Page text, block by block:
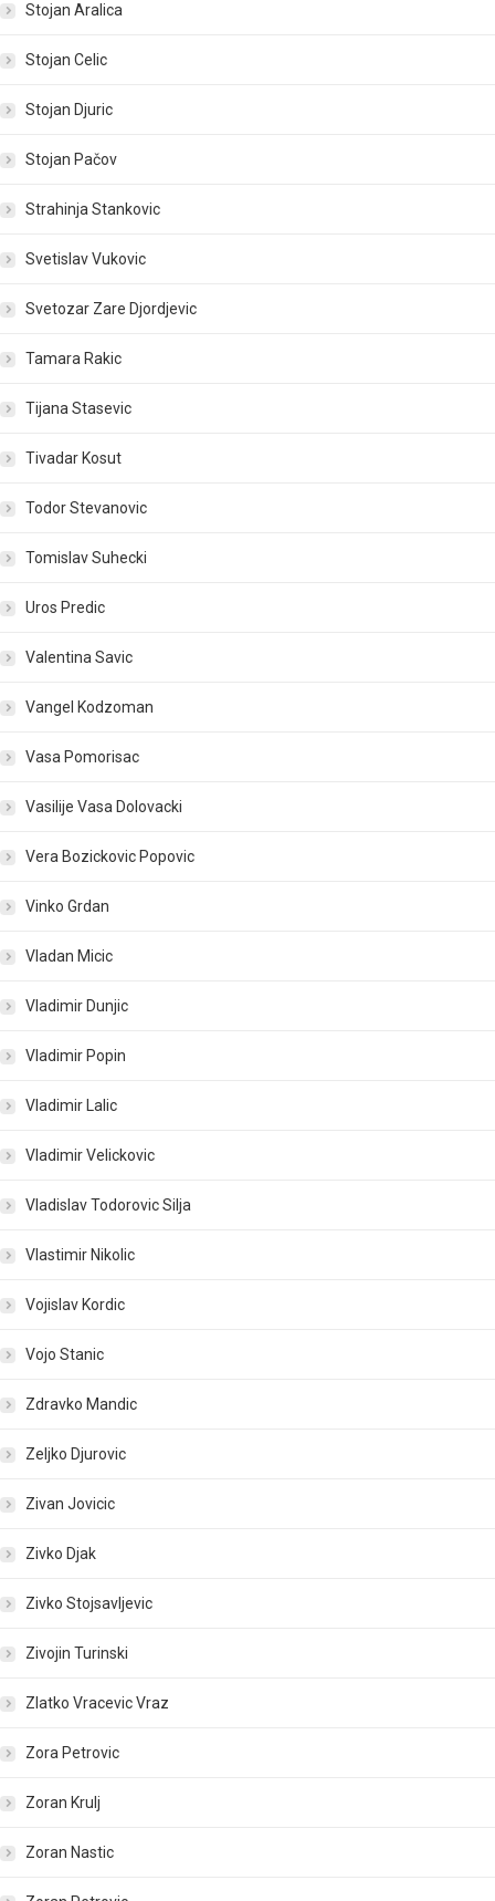
Stojan Aralica
Stojan Celic
Stojan Djuric
Stojan Pačov
Strahinja Stankovic
Svetislav Vukovic
Svetozar Zare Djordjevic
Tamara Rakic
Tijana Stasevic
Tivadar Kosut
Todor Stevanovic
Tomislav Suhecki
Uros Predic
Valentina Savic
Vangel Kodzoman
Vasa Pomorisac
Vasilije Vasa Dolovacki
Vera Bozickovic Popovic
Vinko Grdan
Vladan Micic
Vladimir Dunjic
Vladimir Popin
Vladimir Lalic
Vladimir Velickovic
Vladislav Todorovic Silja
Vlastimir Nikolic
Vojislav Kordic
Vojo Stanic
Zdravko Mandic
Zeljko Djurovic
Zivan Jovicic
Zivko Djak
Zivko Stojsavljevic
Zivojin Turinski
Zlatko Vracevic Vraz
Zora Petrovic
Zoran Krulj
Zoran Nastic